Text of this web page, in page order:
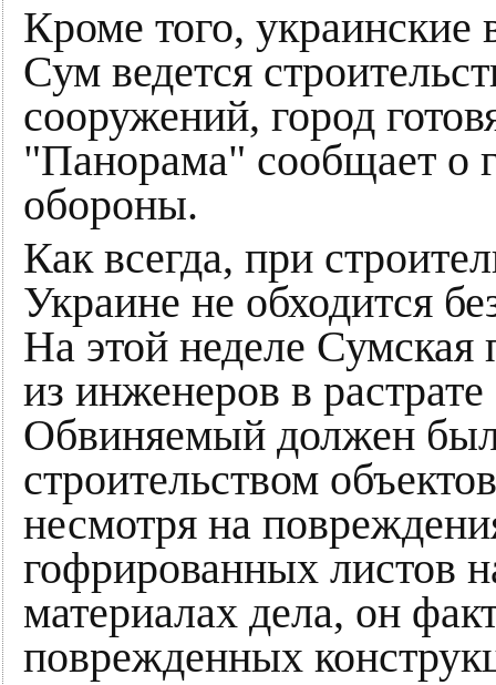
Кроме того, украинские
Сум ведется
сооружений, город
"Панорама" сообщает о
обороны.
Как всегда, при
Украине не обходится
На этой неделе Сумская
из инженеров в
Обвиняемый должен был
строительством
несмотря на
гофрированных листов
материалах дела, он
поврежденных